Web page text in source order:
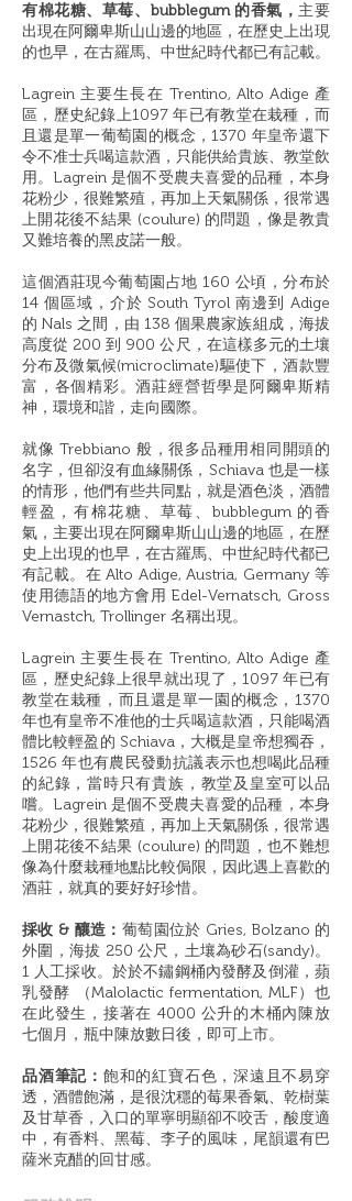
有棉花糖、草莓、bubblegum 的香氣， 主要
出現在阿爾卑斯山山邊的地區，在歷史上出現
的也早，在古羅馬、中世紀時代都已有記載。
Lagrein 主要生長在 Trentino, Alto Adige 產
區，歷史紀錄上1097 年已有教堂在栽種，而
且還是單一葡萄園的概念，1370 年皇帝還下
令不准士兵喝這款酒，只能供給貴族、教堂飲
用。Lagrein 是個不受農夫喜愛的品種，本身
花粉少，很難繁殖，再加上天氣關係，很常遇
上開花後不結果 (coulure) 的問題，像是教貴
又難培養的黑皮諾一般。
這個酒莊現今葡萄園占地 160 公頃，分布於
14 個區域，介於 South Tyrol 南邊到 Adige
的 Nals 之間，由 138 個果農家族組成，海拔
高度從 200 到 900 公尺，在這樣多元的土壤
分布及微氣候(microclimate)驅使下，酒款豐
富，各個精彩。酒莊經營哲學是阿爾卑斯精
神，環境和諧，走向國際。
就像 Trebbiano 般，很多品種用相同開頭的
名字，但卻沒有血緣關係，Schiava 也是一樣
的情形，他們有些共同點，就是酒色淡，酒體
輕盈，有棉花糖、草莓、bubblegum 的香
氣，主要出現在阿爾卑斯山山邊的地區，在歷
史上出現的也早，在古羅馬、中世紀時代都已
有記載。在 Alto Adige, Austria, Germany 等
使用德語的地方會用 Edel-Vernatsch, Gross
Vernastch, Trollinger 名稱出現。
Lagrein 主要生長在 Trentino, Alto Adige 產
區，歷史紀錄上很早就出現了，1097 年已有
教堂在栽種，而且還是單一園的概念，1370
年也有皇帝不准他的士兵喝這款酒，只能喝酒
體比較輕盈的 Schiava，大概是皇帝想獨吞，
1526 年也有農民發動抗議表示也想喝此品種
的紀錄，當時只有貴族，教堂及皇室可以品
嚐。Lagrein 是個不受農夫喜愛的品種，本身
花粉少，很難繁殖，再加上天氣關係，很常遇
上開花後不結果 (coulure) 的問題，也不難想
像為什麼栽種地點比較侷限，因此遇上喜歡的
酒莊，就真的要好好珍惜。
採收 & 釀造： 葡萄園位於 Gries, Bolzano 的
外圍，海拔 250 公尺，土壤為砂石(sandy)。
1 人工採收。於於不鏽鋼桶內發酵及倒灌，蘋
乳發酵 （Malolactic fermentation, MLF）也
在此發生，接著在 4000 公升的木桶內陳放
七個月，瓶中陳放數日後，即可上市。
品酒筆記： 飽和的紅寶石色，深遠且不易穿
透，酒體飽滿，是很沈穩的莓果香氣、乾樹葉
及甘草香，入口的單寧明顯卻不咬舌，酸度適
中，有香料、黑莓、李子的風味，尾韻還有巴
薩米克醋的回甘感。